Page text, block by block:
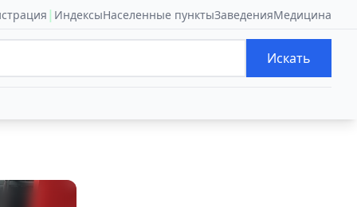
| ИндексыНаселенные пунктыЗаведенияМедицина
Искать